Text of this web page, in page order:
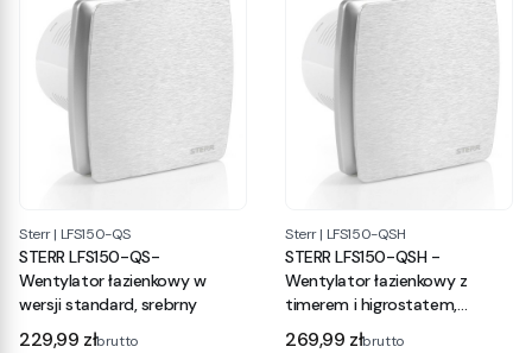
Sterr| LFS150-QS
STERR LFS150-QS-
Wentylator łazienkowy w
wersji standard, srebrny
Cena
229,99 złbrutto
Sterr| LFS150-QSH
STERR LFS150-QSH -
Wentylator łazienkowy z
timerem i higrostatem,
srebrny
Cena
269,99 złbrutto